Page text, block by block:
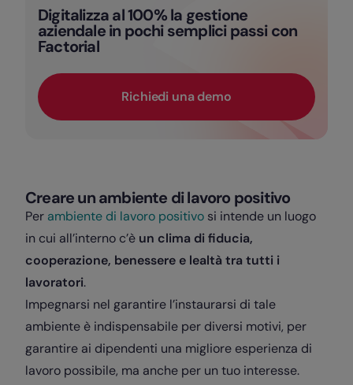
Digitalizza al 100% la gestione
aziendale in pochi semplici passi con
Factorial
Richiedi una demo
Creare un ambiente di lavoro positivo
Per ambiente di lavoro positivo si intende un luogo
in cui all’interno c’è un clima di fiducia,
cooperazione, benessere e lealtà tra tutti i
lavoratori.
Impegnarsi nel garantire l’instaurarsi di tale
ambiente è indispensabile per diversi motivi, per
garantire ai dipendenti una migliore esperienza di
lavoro possibile, ma anche per un tuo interesse.